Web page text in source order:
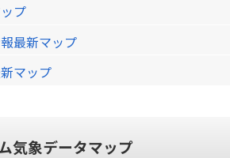
プ
最新マップ
マップ
気象データマップ